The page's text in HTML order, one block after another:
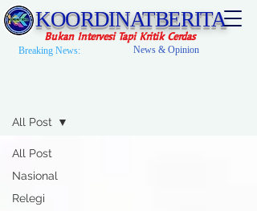
KOORDINATBERITA
Bukan Intervesi Tapi Kritik Cerdas
Breaking News: News & Opinion
All Post
Nasional
Relegi
All Post